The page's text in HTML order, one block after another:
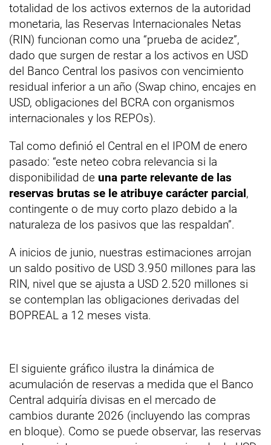
totalidad de los activos externos de la autoridad
monetaria, las Reservas Internacionales Netas
(RIN) funcionan como una “prueba de acidez”,
dado que surgen de restar a los activos en USD
del Banco Central los pasivos con vencimiento
residual inferior a un año (Swap chino, encajes en
USD, obligaciones del BCRA con organismos
internacionales y los REPOs).
Tal como definió el Central en el IPOM de enero
pasado: “este neteo cobra relevancia si la
disponibilidad de una parte relevante de las
reservas brutas se le atribuye carácter parcial,
contingente o de muy corto plazo debido a la
naturaleza de los pasivos que las respaldan”.
A inicios de junio, nuestras estimaciones arrojan
un saldo positivo de USD 3.950 millones para las
RIN, nivel que se ajusta a USD 2.520 millones si
se contemplan las obligaciones derivadas del
BOPREAL a 12 meses vista.
El siguiente gráfico ilustra la dinámica de
acumulación de reservas a medida que el Banco
Central adquiría divisas en el mercado de
cambios durante 2026 (incluyendo las compras
en bloque). Como se puede observar, las reservas